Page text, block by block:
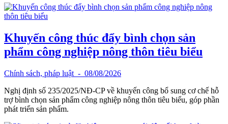
Khuyến công thúc đẩy bình chọn sản
phẩm công nghiệp nông thôn tiêu biểu
Chính sách, pháp luật - 08/08/2026
Nghị định số 235/2025/NĐ-CP về khuyến công bổ sung cơ chế hỗ
trợ bình chọn sản phẩm công nghiệp nông thôn tiêu biểu, góp phần
phát triển sản phẩm.